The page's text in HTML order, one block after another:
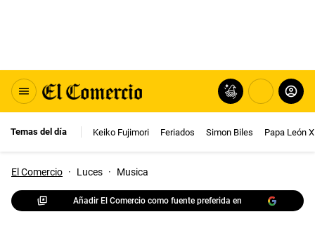
Temas del día Keiko Fujimori Feriados Simon Biles Papa León
El Comercio · Luces · Musica
Añadir El Comercio como fuente preferida en